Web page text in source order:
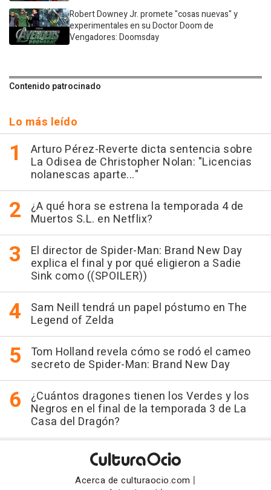
Robert Downey Jr. promete "cosas nuevas" y
experimentales en su Doctor Doom de
Vengadores: Doomsday
Contenido patrocinado
Lo más leído
Arturo Pérez-Reverte dicta sentencia sobre
La Odisea de Christopher Nolan: "Licencias
nolanescas aparte..."
¿A qué hora se estrena la temporada 4 de
Muertos S.L. en Netflix?
El director de Spider-Man: Brand New Day
explica el final y por qué eligieron a Sadie
Sink como ((SPOILER))
Sam Neill tendrá un papel póstumo en The
Legend of Zelda
Tom Holland revela cómo se rodó el cameo
secreto de Spider-Man: Brand New Day
¿Cuántos dragones tienen los Verdes y los
Negros en el final de la temporada 3 de La
Casa del Dragón?
Acerca de culturaocio.com |